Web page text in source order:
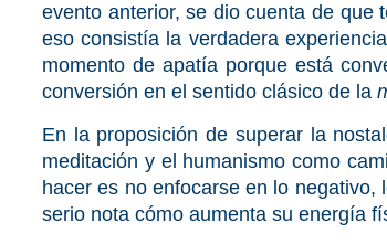
evento anterior, se dio cuenta de que
eso consistía la verdadera
momento de apatía porque está
conversión en el sentido clásico de la
En la proposición de superar la
meditación y el humanismo como
hacer es no enfocarse en lo
serio nota cómo aumenta su energía